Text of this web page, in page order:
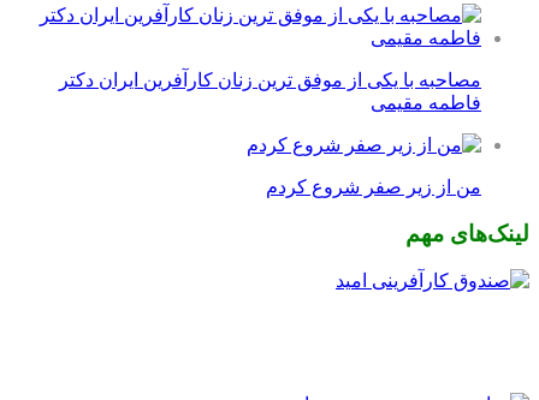
مصاحبه با یکی از موفق ترین زنان کارآفرین ایران دکتر
فاطمه مقیمی
من از زیر صفر شروع کردم
لینک‌های مهم